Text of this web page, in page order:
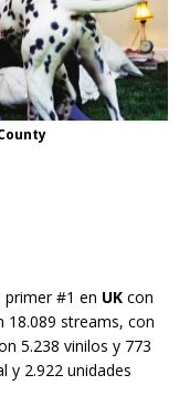
primer #1 en UK con
18.089 streams, con
5.238 vinilos y 773
y 2.922 unidades